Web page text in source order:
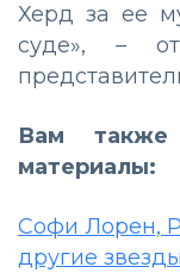
Херд за ее
суде», –
Вам также
материалы:
Софи Лорен,
другие